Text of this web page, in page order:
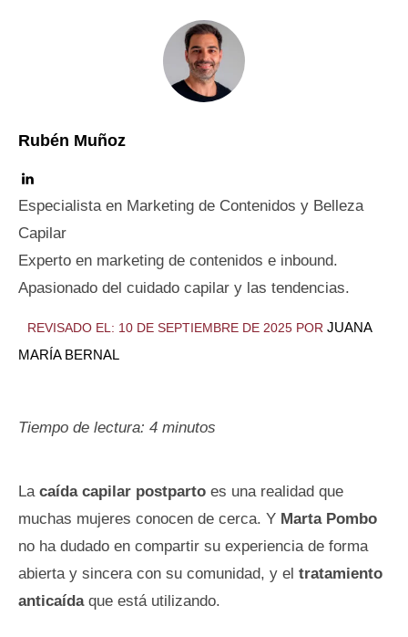
Rubén Muñoz
Especialista en Marketing de Contenidos y Belleza
Capilar
Experto en marketing de contenidos e inbound.
Apasionado del cuidado capilar y las tendencias.
REVISADO EL: 10 DE SEPTIEMBRE DE 2025 POR JUANA
MARÍA BERNAL
Tiempo de lectura: 4 minutos
La caída capilar postparto es una realidad que
muchas mujeres conocen de cerca. Y Marta Pombo
no ha dudado en compartir su experiencia de forma
abierta y sincera con su comunidad, y el tratamiento
anticaídaque está utilizando.